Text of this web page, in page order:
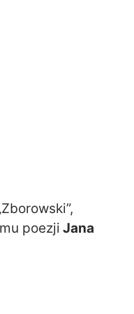
poezji Jana